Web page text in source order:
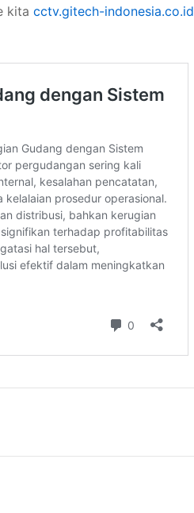
kita cctv.gitech-indonesia.co.id